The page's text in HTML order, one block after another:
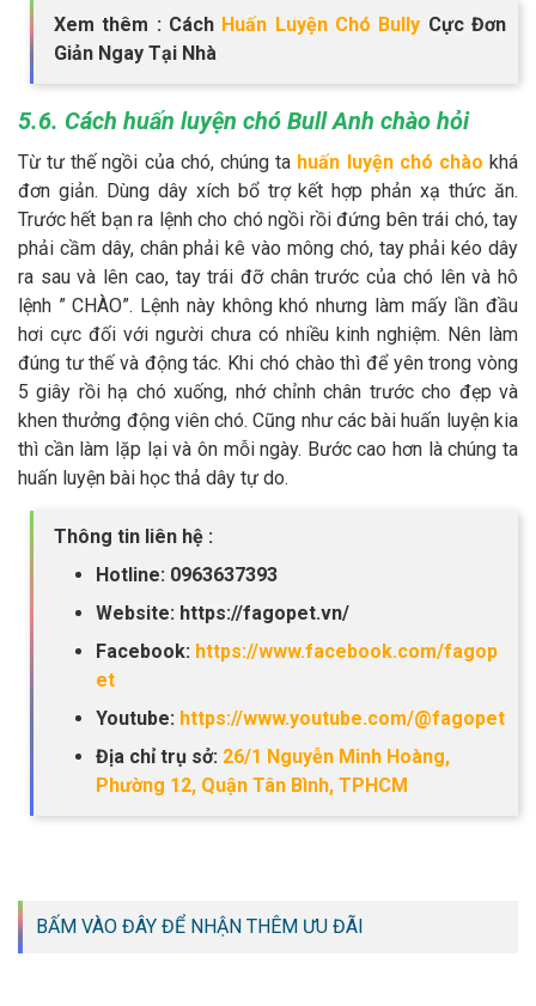
Xem thêm : Cách Huấn Luyện Chó Bully Cực Đơn
Giản Ngay Tại Nhà
5.6. Cách huấn luyện chó Bull Anh chào hỏi
Từ tư thế ngồi của chó, chúng ta huấn luyện chó chào khá
đơn giản. Dùng dây xích bổ trợ kết hợp phản xạ thức ăn.
Trước hết bạn ra lệnh cho chó ngồi rồi đứng bên trái chó, tay
phải cầm dây, chân phải kê vào mông chó, tay phải kéo dây
ra sau và lên cao, tay trái đỡ chân trước của chó lên và hô
lệnh ” CHÀO”. Lệnh này không khó nhưng làm mấy lần đầu
hơi cực đối với người chưa có nhiều kinh nghiệm. Nên làm
đúng tư thế và động tác. Khi chó chào thì để yên trong vòng
5 giây rồi hạ chó xuống, nhớ chỉnh chân trước cho đẹp và
khen thưởng động viên chó. Cũng như các bài huấn luyện kia
thì cần làm lặp lại và ôn mỗi ngày. Bước cao hơn là chúng ta
huấn luyện bài học thả dây tự do.
Thông tin liên hệ :
Hotline: 0963637393
Website: https://fagopet.vn/
Facebook: https://www.facebook.com/fagop
et
Youtube: https://www.youtube.com/@fagopet
Địa chỉ trụ sở: 26/1 Nguyễn Minh Hoàng,
Phường 12, Quận Tân Bình, TPHCM
BẤM VÀO ĐÂY ĐỂ NHẬN THÊM ƯU ĐÃI